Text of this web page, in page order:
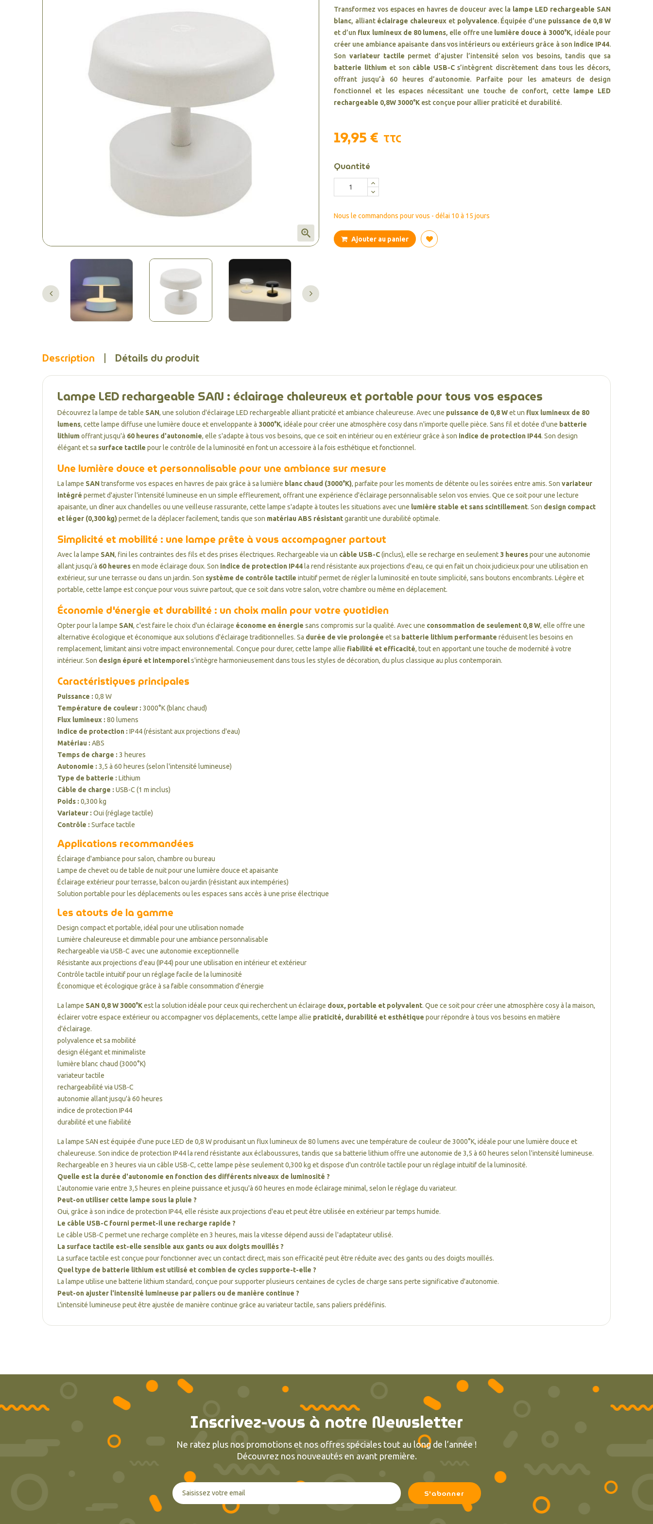

Transformez vos espaces en havres de douceur avec la lampe LED rechargeable SAN
blanc, alliant éclairage chaleureux et polyvalence. Équipée d’une puissance de 0,8 W
et d’un flux lumineux de 80 lumens, elle offre une lumière douce à 3000°K, idéale pour
créer une ambiance apaisante dans vos intérieurs ou extérieurs grâce à son indice IP44.
Son variateur tactile permet d’ajuster l’intensité selon vos besoins, tandis que sa
batterie lithiumet son câble USB-Cs’intègrent discrètement dans tous les décors,
offrant jusqu’à 60 heures d’autonomie. Parfaite pour les amateurs de design
fonctionnel et les espaces nécessitant une touche de confort, cette lampe LED
rechargeable 0,8W 3000°K est conçue pour allier praticité et durabilité.
19,95 € TTC
Quantité
Nous le commandons pour vous - délai 10 à 15 jours
Ajouter au panier
Description Détails du produit
Lampe LED rechargeable SAN : éclairage chaleureux et portable pour tous vos espaces
Découvrez la lampe de table SAN, une solution d'éclairage LED rechargeable alliant praticité et ambiance chaleureuse. Avec une puissance de 0,8 Wet un flux lumineux de 80
lumens, cette lampe diffuse une lumière douce et enveloppante à 3000°K, idéale pour créer une atmosphère cosy dans n'importe quelle pièce. Sans fil et dotée d'une batterie
lithiumoffrant jusqu'à 60 heures d'autonomie, elle s'adapte à tous vos besoins, que ce soit en intérieur ou en extérieur grâce à son indice de protection IP44. Son design
élégant et sa surface tactile pour le contrôle de la luminosité en font un accessoire à la fois esthétique et fonctionnel.
Une lumière douce et personnalisable pour une ambiance sur mesure
La lampe SANtransforme vos espaces en havres de paix grâce à sa lumière blanc chaud (3000°K), parfaite pour les moments de détente ou les soirées entre amis. Son variateur
intégré permet d'ajuster l'intensité lumineuse en un simple effleurement, offrant une expérience d'éclairage personnalisable selon vos envies. Que ce soit pour une lecture
apaisante, un dîner aux chandelles ou une veilleuse rassurante, cette lampe s'adapte à toutes les situations avec une lumière stable et sans scintillement. Son design compact
et léger (0,300 kg) permet de la déplacer facilement, tandis que son matériau ABS résistantgarantit une durabilité optimale.
Simplicité et mobilité : une lampe prête à vous accompagner partout
Avec la lampe SAN, fini les contraintes des fils et des prises électriques. Rechargeable via un câble USB-C(inclus), elle se recharge en seulement 3 heurespour une autonomie
allant jusqu'à 60 heuresen mode éclairage doux. Son indice de protection IP44 la rend résistante aux projections d'eau, ce qui en fait un choix judicieux pour une utilisation en
extérieur, sur une terrasse ou dans un jardin. Son système de contrôle tactile intuitif permet de régler la luminosité en toute simplicité, sans boutons encombrants. Légère et
portable, cette lampe est conçue pour vous suivre partout, que ce soit dans votre salon, votre chambre ou même en déplacement.
Économie d'énergie et durabilité : un choix malin pour votre quotidien
Opter pour la lampe SAN, c'est faire le choix d'un éclairage économe en énergie sans compromis sur la qualité. Avec une consommation de seulement 0,8 W, elle offre une
alternative écologique et économique aux solutions d'éclairage traditionnelles. Sa durée de vie prolongée et sa batterie lithium performante réduisent les besoins en
remplacement, limitant ainsi votre impact environnemental. Conçue pour durer, cette lampe allie fiabilité et efficacité, tout en apportant une touche de modernité à votre
intérieur. Son design épuré et intemporels'intègre harmonieusement dans tous les styles de décoration, du plus classique au plus contemporain.
Caractéristiques principales
Puissance : 0,8 W
Température de couleur : 3000°K (blanc chaud)
Flux lumineux : 80 lumens
Indice de protection : IP44 (résistant aux projections d'eau)
Matériau : ABS
Temps de charge : 3 heures
Autonomie : 3,5 à 60 heures (selon l'intensité lumineuse)
Type de batterie : Lithium
Câble de charge : USB-C (1 m inclus)
Poids : 0,300 kg
Variateur : Oui (réglage tactile)
Contrôle : Surface tactile
Applications recommandées
Éclairage d'ambiance pour salon, chambre ou bureau
Lampe de chevet ou de table de nuit pour une lumière douce et apaisante
Éclairage extérieur pour terrasse, balcon ou jardin (résistant aux intempéries)
Solution portable pour les déplacements ou les espaces sans accès à une prise électrique
Les atouts de la gamme
Design compact et portable, idéal pour une utilisation nomade
Lumière chaleureuse et dimmable pour une ambiance personnalisable
Rechargeable via USB-C avec une autonomie exceptionnelle
Résistante aux projections d'eau (IP44) pour une utilisation en intérieur et extérieur
Contrôle tactile intuitif pour un réglage facile de la luminosité
Économique et écologique grâce à sa faible consommation d'énergie
La lampe SAN 0,8 W 3000°Kest la solution idéale pour ceux qui recherchent un éclairage doux, portable et polyvalent. Que ce soit pour créer une atmosphère cosy à la maison,
éclairer votre espace extérieur ou accompagner vos déplacements, cette lampe allie praticité, durabilité et esthétique pour répondre à tous vos besoins en matière
d'éclairage.
polyvalence et sa mobilité
design élégant et minimaliste
lumière blanc chaud (3000°K)
variateur tactile
rechargeabilité via USB-C
autonomie allant jusqu'à 60 heures
indice de protection IP44
durabilité et une fiabilité
La lampe SAN est équipée d'une puce LED de 0,8 W produisant un flux lumineux de 80 lumens avec une température de couleur de 3000°K, idéale pour une lumière douce et
chaleureuse. Son indice de protection IP44 la rend résistante aux éclaboussures, tandis que sa batterie lithium offre une autonomie de 3,5 à 60 heures selon l'intensité lumineuse.
Rechargeable en 3 heures via un câble USB-C, cette lampe pèse seulement 0,300 kg et dispose d'un contrôle tactile pour un réglage intuitif de la luminosité.
Quelle est la durée d'autonomie en fonction des différents niveaux de luminosité ?
L'autonomie varie entre 3,5 heures en pleine puissance et jusqu'à 60 heures en mode éclairage minimal, selon le réglage du variateur.
Peut-on utiliser cette lampe sous la pluie ?
Oui, grâce à son indice de protection IP44, elle résiste aux projections d'eau et peut être utilisée en extérieur par temps humide.
Le câble USB-C fourni permet-il une recharge rapide ?
Le câble USB-C permet une recharge complète en 3 heures, mais la vitesse dépend aussi de l'adaptateur utilisé.
La surface tactile est-elle sensible aux gants ou aux doigts mouillés ?
La surface tactile est conçue pour fonctionner avec un contact direct, mais son efficacité peut être réduite avec des gants ou des doigts mouillés.
Quel type de batterie lithium est utilisé et combien de cycles supporte-t-elle ?
La lampe utilise une batterie lithium standard, conçue pour supporter plusieurs centaines de cycles de charge sans perte significative d'autonomie.
Peut-on ajuster l'intensité lumineuse par paliers ou de manière continue ?
L'intensité lumineuse peut être ajustée de manière continue grâce au variateur tactile, sans paliers prédéfinis.
Inscrivez-vous à notre Newsletter
Ne ratez plus nos promotions et nos offres spéciales tout au long de l’année !
Découvrez nos nouveautés en avant première.